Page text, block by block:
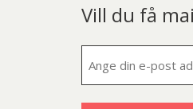
Vill du få